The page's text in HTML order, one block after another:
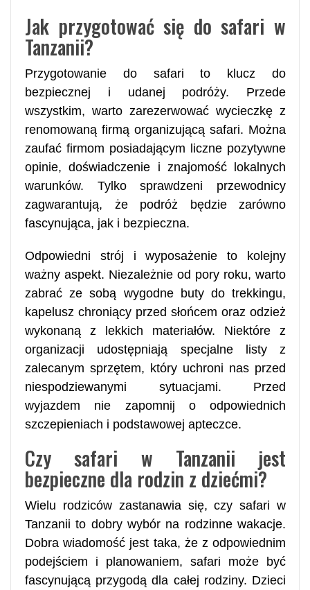
Jak przygotować się do safari w
Tanzanii?
Przygotowanie do safari to klucz do
bezpiecznej i udanej podróży. Przede
wszystkim, warto zarezerwować wycieczkę z
renomowaną firmą organizującą safari. Można
zaufać firmom posiadającym liczne pozytywne
opinie, doświadczenie i znajomość lokalnych
warunków. Tylko sprawdzeni przewodnicy
zagwarantują, że podróż będzie zarówno
fascynująca, jak i bezpieczna.
Odpowiedni strój i wyposażenie to kolejny
ważny aspekt. Niezależnie od pory roku, warto
zabrać ze sobą wygodne buty do trekkingu,
kapelusz chroniący przed słońcem oraz odzież
wykonaną z lekkich materiałów. Niektóre z
organizacji udostępniają specjalne listy z
zalecanym sprzętem, który uchroni nas przed
niespodziewanymi sytuacjami. Przed
wyjazdem nie zapomnij o odpowiednich
szczepieniach i podstawowej apteczce.
Czy safari w Tanzanii jest
bezpieczne dla rodzin z dziećmi?
Wielu rodziców zastanawia się, czy safari w
Tanzanii to dobry wybór na rodzinne wakacje.
Dobra wiadomość jest taka, że z odpowiednim
podejściem i planowaniem, safari może być
fascynującą przygodą dla całej rodziny. Dzieci